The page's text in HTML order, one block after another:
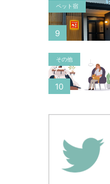
ペット宿
9
その他
10